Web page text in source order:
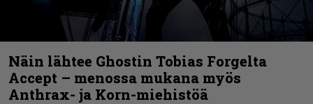
Näin lähtee Ghostin Tobias Forgelta
Accept – menossa mukana myös
Anthrax- ja Korn-miehistöä